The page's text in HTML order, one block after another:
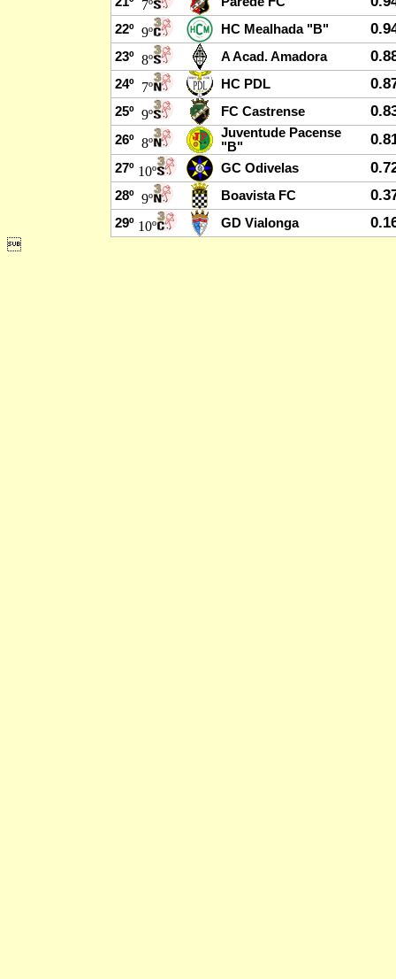
7º
22º 9º HC Mealhada "B"
23º 8º A Acad. Amadora
24º 7º HC PDL
25º 9º FC Castrense
26º 8º
Juventude Pacense
"B"
27º 10º GC Odivelas
28º 9º Boavista FC
29º 10º GD Vialonga
